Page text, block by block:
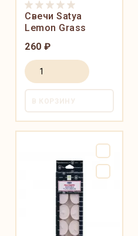
Свечи Satya
Lemon Grass
260 ₽
В КОРЗИНУ